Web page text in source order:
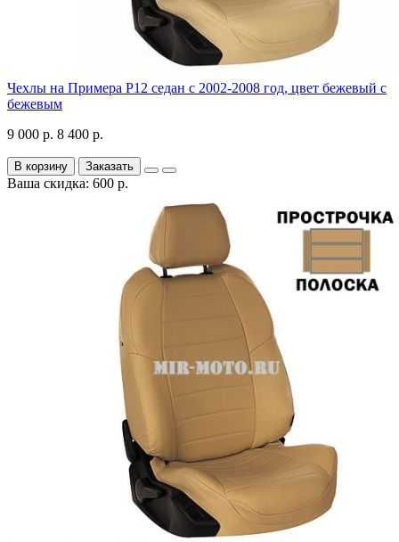
Чехлы на Примера P12 седан с 2002-2008 год, цвет бежевый с
бежевым
9 000 р. 8 400 р.
В корзину Заказать
Ваша скидка: 600 р.